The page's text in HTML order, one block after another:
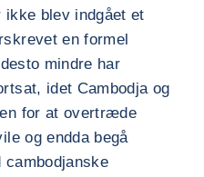
ikke blev indgået et
en formel
mindre har
idet Cambodja og
for at overtræde
og endda begå